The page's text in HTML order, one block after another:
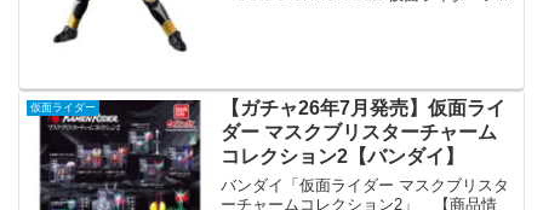
仮面ライダー
【ガチャ26年7月発売】仮面ライ
ダー マスクブリスターチャーム
コレクション2【バンダイ】
バンダイ「仮面ライダー マスクブリスタ
ーチャームコレクション2」 【商品情